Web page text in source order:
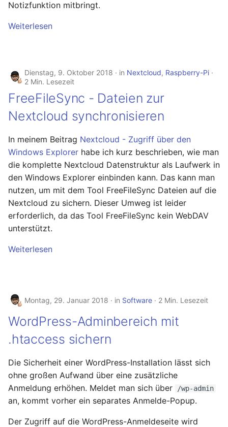
November 2019
August 2019
November 2018
September 2018
Mai 2018
April 2018
Februar 2018
Januar 2018
September 2014
Oktober 2013
August 2013
Juli 2013
Mai 2013
Notizfunktion mitbringt.
Weiterlesen
Dienstag, 9. Oktober 2018 in Nextcloud, Raspberry-Pi
2 Min. Lesezeit
FreeFileSync - Dateien zur
Nextcloud synchronisieren
In meinem Beitrag Nextcloud - Zugriff über den
Windows Explorer habe ich kurz beschrieben, wie man
die komplette Nextcloud Datenstruktur als Laufwerk in
den Windows Explorer einbinden kann. Das kann man
nutzen, um mit dem Tool FreeFileSync Dateien auf die
Nextcloud zu sichern. Dieser Umweg ist leider
erforderlich, da das Tool FreeFileSync kein WebDAV
unterstützt.
Weiterlesen
Montag, 29. Januar 2018 in Software 2 Min. Lesezeit
WordPress-Adminbereich mit
.htaccess sichern
Die Sicherheit einer WordPress-Installation lässt sich
ohne großen Aufwand über eine zusätzliche
Anmeldung erhöhen. Meldet man sich über
/wp-admin
an, kommt vorher ein separates Anmelde-Popup.
Der Zugriff auf die WordPress-Anmeldeseite wird